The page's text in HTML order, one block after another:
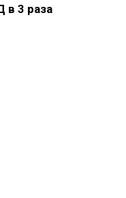
в 3 раза